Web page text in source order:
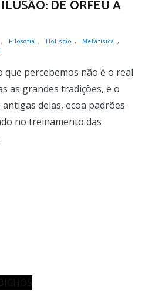
DE ORFEU À
, Filosofia , Holismo , Metafísica ,
que percebemos não é o real
as grandes tradições, e o
delas, ecoa padrões
no treinamento das